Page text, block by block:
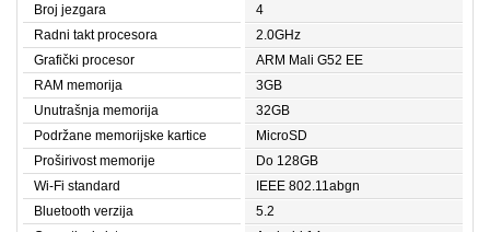
Broj jezgara
4
Radni takt procesora
2.0GHz
Grafički procesor
ARM Mali G52 EE
RAM memorija
3GB
Unutrašnja memorija
32GB
Podržane memorijske kartice
MicroSD
Proširivost memorije
Do 128GB
Wi-Fi standard
IEEE 802.11abgn
Bluetooth verzija
5.2